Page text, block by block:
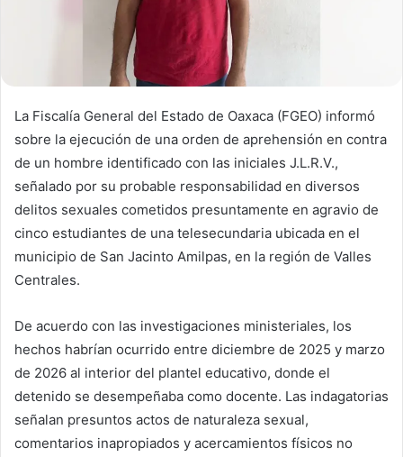
La Fiscalía General del Estado de Oaxaca (FGEO) informó
sobre la ejecución de una orden de aprehensión en contra
de un hombre identificado con las iniciales J.L.R.V.,
señalado por su probable responsabilidad en diversos
delitos sexuales cometidos presuntamente en agravio de
cinco estudiantes de una telesecundaria ubicada en el
municipio de San Jacinto Amilpas, en la región de Valles
Centrales.
De acuerdo con las investigaciones ministeriales, los
hechos habrían ocurrido entre diciembre de 2025 y marzo
de 2026 al interior del plantel educativo, donde el
detenido se desempeñaba como docente. Las indagatorias
señalan presuntos actos de naturaleza sexual,
comentarios inapropiados y acercamientos físicos no